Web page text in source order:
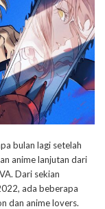
bulan lagi setelah
anime lanjutan dari
Dari sekian
ada beberapa
dan anime lovers.